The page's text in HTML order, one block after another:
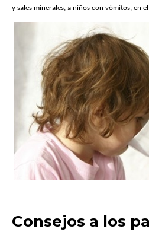
y sales minerales, a niños con vómitos, en
Consejos a los